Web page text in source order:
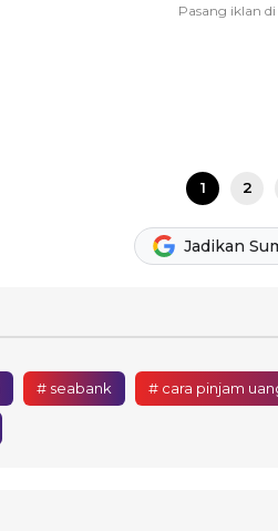
1 2
Jadikan
# seabank # cara pinjam